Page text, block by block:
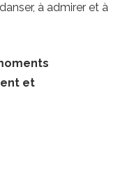
à admirer et à
et